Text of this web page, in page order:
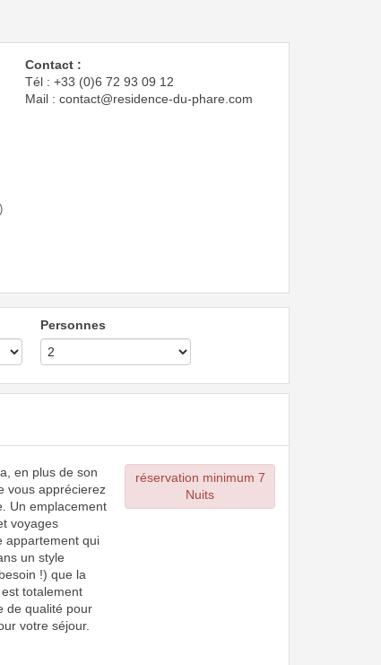
Contact :
Tél : +33 (0)6 72 93 09 12
Mail : contact@residence-du-phare.com
Personnes
en plus de son
vous apprécierez
Un emplacement
voyages
appartement qui
un style
!) que la
totalement
de qualité pour
votre séjour.
réservation minimum 7
Nuits